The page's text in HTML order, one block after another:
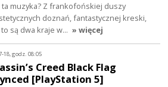
ta muzyka? Z frankofońskiej duszy
doznań, fantastycznej kreski,
są dwa kraje w… » więcej
18, godz. 08:05
Creed Black Flag
[PlayStation 5]